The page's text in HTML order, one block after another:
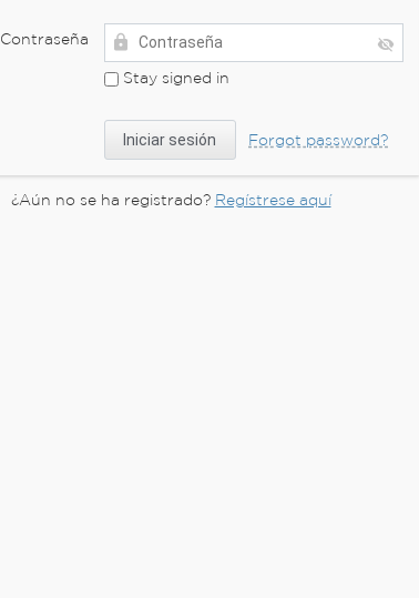
Contraseña
Stay signed in
Forgot password?
¿Aún no se ha registrado? Regístrese aquí